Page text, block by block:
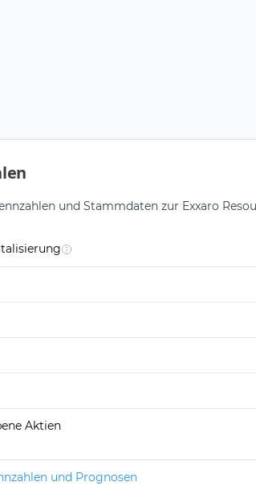
und Stammdaten zur Exxaro
Aktien
und Prognosen